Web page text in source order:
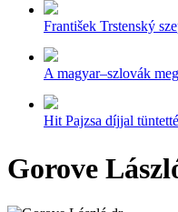
František Trstenský
A magyar–szlovák
Hit Pajzsa díjjal
Gorove